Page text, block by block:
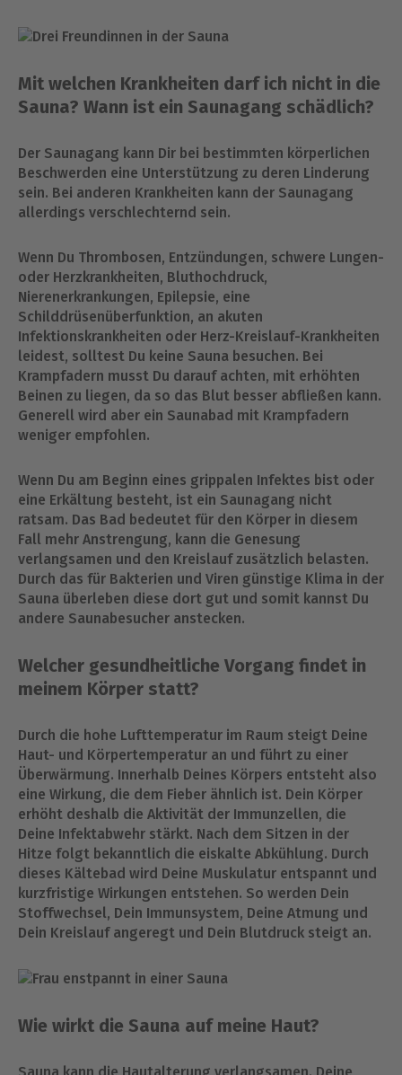
Mit welchen Krankheiten darf ich nicht in die
Sauna? Wann ist ein Saunagang schädlich?
Der Saunagang kann Dir bei bestimmten körperlichen
Beschwerden eine Unterstützung zu deren Linderung
sein. Bei anderen Krankheiten kann der Saunagang
allerdings verschlechternd sein.
Wenn Du Thrombosen, Entzündungen, schwere Lungen-
oder Herzkrankheiten, Bluthochdruck,
Nierenerkrankungen, Epilepsie, eine
Schilddrüsenüberfunktion, an akuten
Infektionskrankheiten oder Herz-Kreislauf-Krankheiten
leidest, solltest Du keine Sauna besuchen. Bei
Krampfadern musst Du darauf achten, mit erhöhten
Beinen zu liegen, da so das Blut besser abfließen kann.
Generell wird aber ein Saunabad mit Krampfadern
weniger empfohlen.
Wenn Du am Beginn eines grippalen Infektes bist oder
eine Erkältung besteht, ist ein Saunagang nicht
ratsam. Das Bad bedeutet für den Körper in diesem
Fall mehr Anstrengung, kann die Genesung
verlangsamen und den Kreislauf zusätzlich belasten.
Durch das für Bakterien und Viren günstige Klima in der
Sauna überleben diese dort gut und somit kannst Du
andere Saunabesucher anstecken.
Welcher gesundheitliche Vorgang findet in
meinem Körper statt?
Durch die hohe Lufttemperatur im Raum steigt Deine
Haut- und Körpertemperatur an und führt zu einer
Überwärmung. Innerhalb Deines Körpers entsteht also
eine Wirkung, die dem Fieber ähnlich ist. Dein Körper
erhöht deshalb die Aktivität der Immunzellen, die
Deine Infektabwehr stärkt. Nach dem Sitzen in der
Hitze folgt bekanntlich die eiskalte Abkühlung. Durch
dieses Kältebad wird Deine Muskulatur entspannt und
kurzfristige Wirkungen entstehen. So werden Dein
Stoffwechsel, Dein Immunsystem, Deine Atmung und
Dein Kreislauf angeregt und Dein Blutdruck steigt an.
Wie wirkt die Sauna auf meine Haut?
Sauna kann die Hautalterung verlangsamen. Deine